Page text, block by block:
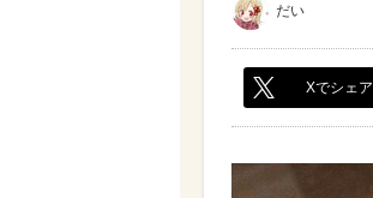
だい
Xでシェア